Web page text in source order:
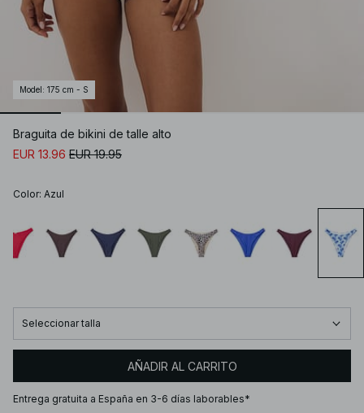
Model : 175 cm - S
Braguita de bikini de talle alto
EUR 13.96 EUR 19.95
Color: Azul
Seleccionar talla
AÑADIR AL CARRITO
Entrega gratuita a España en 3-6 días laborables*